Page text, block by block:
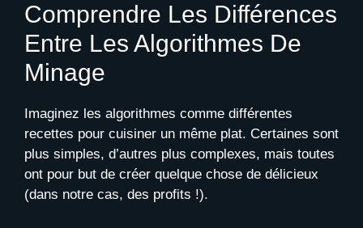
Comprendre Les Différences
Entre Les Algorithmes De
Minage
Imaginez les algorithmes comme différentes
recettes pour cuisiner un même plat. Certaines sont
plus simples, d’autres plus complexes, mais toutes
ont pour but de créer quelque chose de délicieux
(dans notre cas, des profits !).